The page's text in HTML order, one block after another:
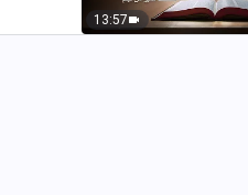
13:57
من فيلم)